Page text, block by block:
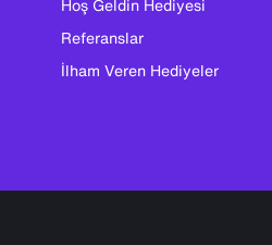
Hoş Geldin Hediyesi
Referanslar
İlham Veren Hediyeler